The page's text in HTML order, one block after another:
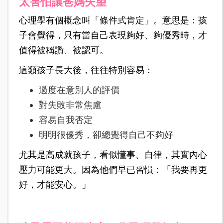
心理學有個概念叫「條件式肯定」。意思是：孩
子會覺得，只有當自己表現夠好、夠優秀時，才
值得被稱讚、被認可。
這類孩子長大後，往往特別容易：
過度在意別人的評價
對失敗非常焦慮
容易自我否定
明明很優秀，卻總覺得自己不夠好
尤其是高成就孩子，看似懂事、自律，其實內心
壓力可能更大。因為他們早已習慣：「我要再更
好，才能安心。」